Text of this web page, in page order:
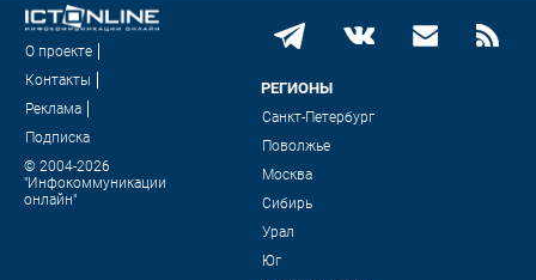
О проекте
Контакты
Реклама
Подписка
© 2004-2026
"Инфокоммуникации
онлайн"
РЕГИОНЫ
Санкт-Петербург
Поволжье
Москва
Сибирь
Урал
Юг